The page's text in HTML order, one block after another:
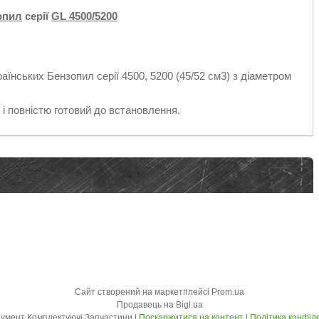
серіїGL 4500/5200
Бензопил серії 4500, 5200 (45/52 см3) з діаметром
готовий до встановлення.
Сайт створений на маркетплейсі Prom.ua
Продавець на Bigl.ua